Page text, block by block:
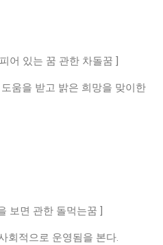
어 있는 꿈 관한 차돌꿈 ]
움을 받고 밝은 희망을 맞이한
보면 관한 돌먹는꿈 ]
회적으로 운영됨을 본다.